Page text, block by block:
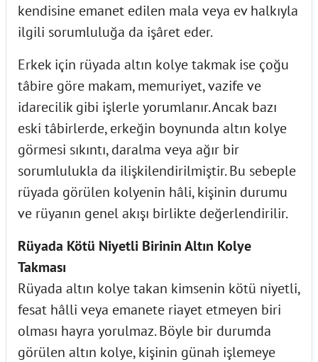
kendisine emanet edilen mala veya ev halkıyla
ilgili sorumluluğa da işâret eder.
Erkek için rüyada altın kolye takmak ise çoğu
tâbire göre makam, memuriyet, vazife ve
idarecilik gibi işlerle yorumlanır. Ancak bazı
eski tâbirlerde, erkeğin boynunda altın kolye
görmesi sıkıntı, daralma veya ağır bir
sorumlulukla da ilişkilendirilmiştir. Bu sebeple
rüyada görülen kolyenin hâli, kişinin durumu
ve rüyanın genel akışı birlikte değerlendirilir.
Rüyada Kötü Niyetli Birinin Altın Kolye
Takması
Rüyada altın kolye takan kimsenin kötü niyetli,
fesat hâlli veya emanete riayet etmeyen biri
olması hayra yorulmaz. Böyle bir durumda
görülen altın kolye, kişinin günah işlemeye